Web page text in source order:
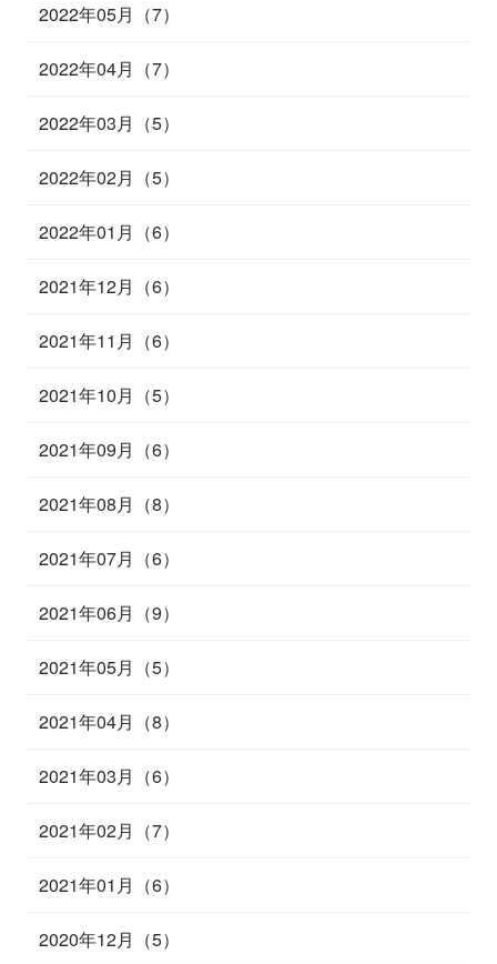
2022年05月（7）
2022年04月（7）
2022年03月（5）
2022年02月（5）
2022年01月（6）
2021年12月（6）
2021年11月（6）
2021年10月（5）
2021年09月（6）
2021年08月（8）
2021年07月（6）
2021年06月（9）
2021年05月（5）
2021年04月（8）
2021年03月（6）
2021年02月（7）
2021年01月（6）
2020年12月（5）